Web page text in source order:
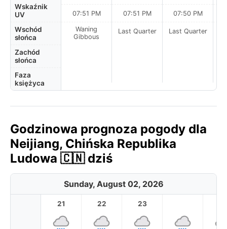
Wskaźnik
UV
Wschód
słońca
Zachód
słońca
Faza
księżyca
07:51 PM
Waning
Gibbous
07:51 PM
Last Quarter
07:50 PM
Last Quarter
Godzinowa prognoza pogody dla
Neijiang, Chińska Republika
Ludowa 🇨🇳 dziś
Sunday, August 02, 2026
21 22 23